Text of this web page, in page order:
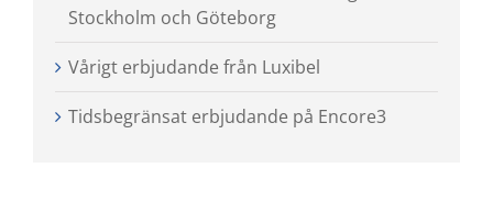
Stockholm och Göteborg
Vårigt erbjudande från Luxibel
Tidsbegränsat erbjudande på Encore3